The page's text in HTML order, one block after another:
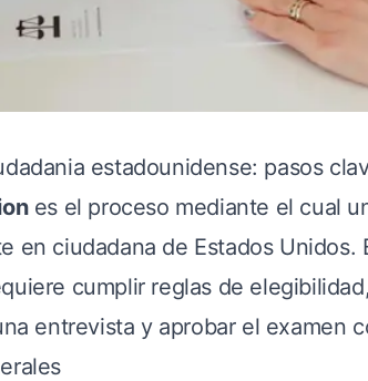
estadounidense: pasos
es el proceso mediante el cual
en ciudadana de Estados Unidos.
cumplir reglas de
entrevista y aprobar el examen